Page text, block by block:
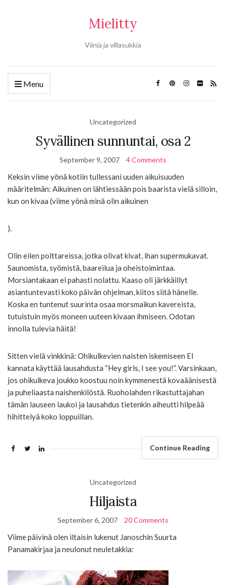
Mielitty
Viiniä ja villasukkia
Menu
Uncategorized
Syvällinen sunnuntai, osa 2
September 9, 2007 4 Comments
Keksin viime yönä kotiin tullessani uuden aikuisuuden
määritelmän: Aikuinen on lähtiessään pois baarista vielä silloin,
kun on kivaa (viime yönä minä olin aikuinen
).
Olin eilen polttareissa, jotka olivat kivat, ihan supermukavat.
Saunomista, syömistä, baareilua ja oheistoimintaa.
Morsiantakaan ei pahasti nolattu. Kaaso oli järkkäillyt
asiantuntevasti koko päivän ohjelman, kiitos siitä hänelle.
Koska en tuntenut suurinta osaa morsmaikun kavereista,
tutuistuin myös moneen uuteen kivaan ihmiseen. Odotan
innolla tulevia häitä!
Sitten vielä vinkkinä: Ohikulkevien naisten iskemiseen EI
kannata käyttää lausahdusta “Hey girls, I see you!”. Varsinkaan,
jos ohikulkeva joukko koostuu noin kymmenestä kovaäänisestä
ja puheliaasta naishenkilöstä. Ruoholahden rikastuttajahan
tämän lauseen laukoi ja lausahdus tietenkin aiheutti hilpeää
hihittelyä koko loppuillan.
Continue Reading
Uncategorized
Hiljaista
September 6, 2007 20 Comments
Viime päivinä olen iltaisin lukenut Janoschin Suurta
Panamakirjaa ja neulonut neuletakkia: